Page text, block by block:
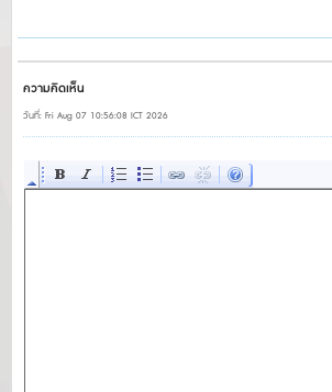
ความคิดเห็น
วันที่: Fri Aug 07 10:56:08 ICT 2026